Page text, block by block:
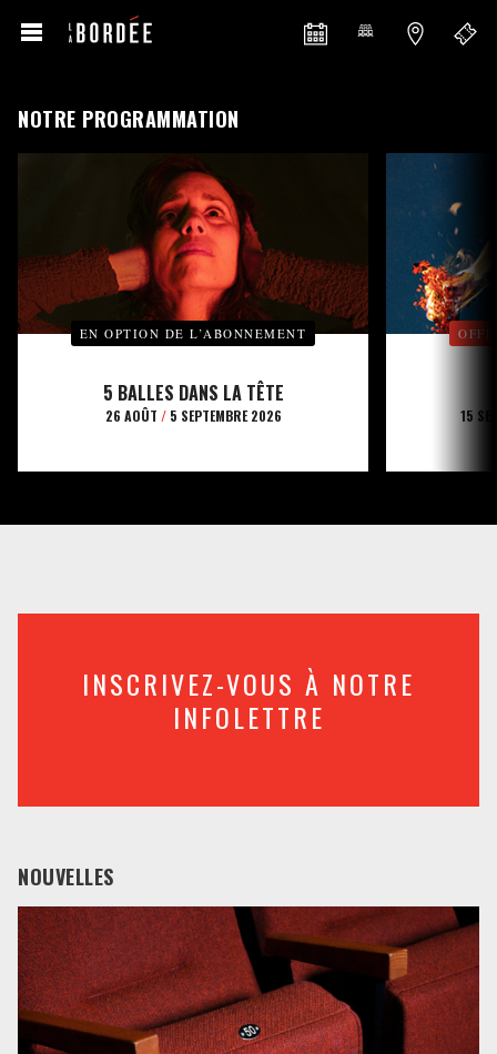
NOTRE PROGRAMMATION
EN OPTION DE L’ABONNEMENT
5 BALLES DANS LA TÊTE
26 AOÛT /5 SEPTEMBRE 2026 15
INSCRIVEZ-VOUS À NOTRE
INFOLETTRE
NOUVELLES